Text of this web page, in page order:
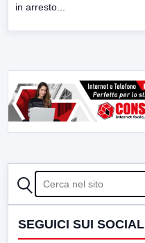
in arresto...
CERCA
SEGUICI SUI SOCIAL